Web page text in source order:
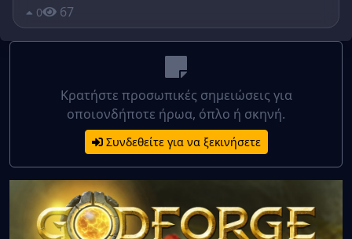
0 67
Κρατήστε προσωπικές σημειώσεις για
οποιονδήποτε ήρωα, όπλο ή σκηνή.
Συνδεθείτε για να ξεκινήσετε